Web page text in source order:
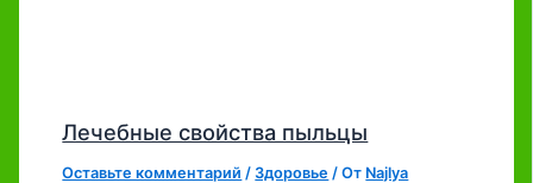
Лечебные свойства пыльцы
Оставьте комментарий /Здоровье / От Najlya